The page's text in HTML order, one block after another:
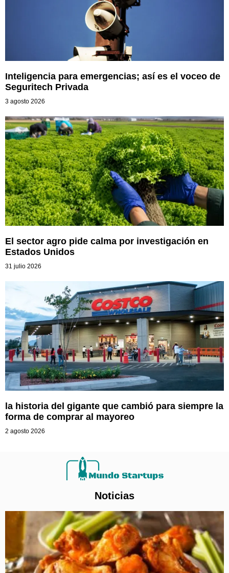
Inteligencia para emergencias; así es el voceo de
Seguritech Privada
3 agosto 2026
El sector agro pide calma por investigación en
Estados Unidos
31 julio 2026
la historia del gigante que cambió para siempre la
forma de comprar al mayoreo
2 agosto 2026
Noticias